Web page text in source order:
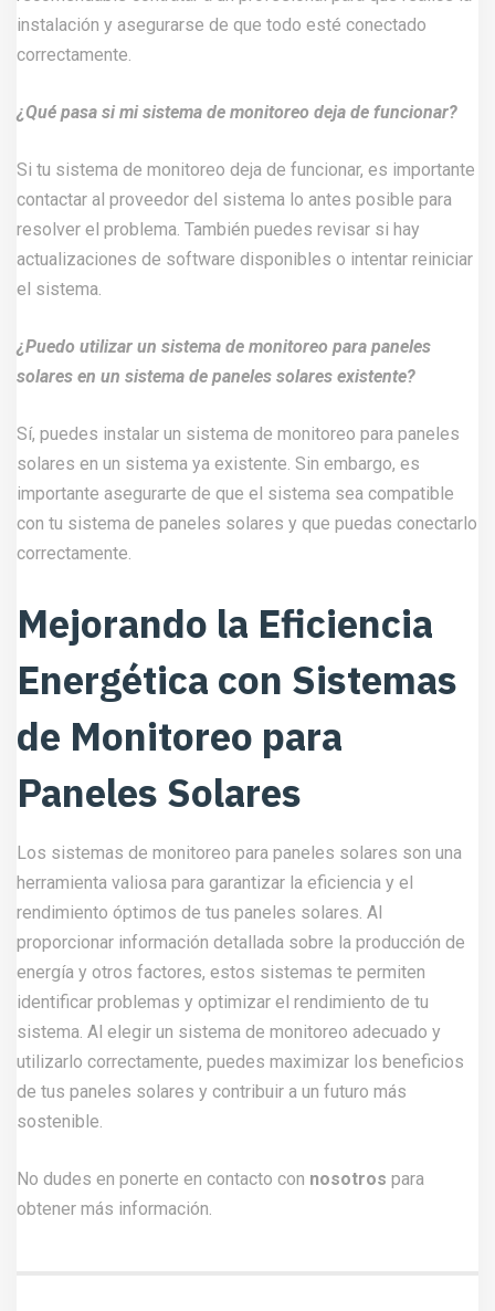
instalación y asegurarse de que todo esté conectado
correctamente.
¿Qué pasa si mi sistema de monitoreo deja de funcionar?
Si tu sistema de monitoreo deja de funcionar, es importante
contactar al proveedor del sistema lo antes posible para
resolver el problema. También puedes revisar si hay
actualizaciones de software disponibles o intentar reiniciar
el sistema.
¿Puedo utilizar un sistema de monitoreo para paneles
solares en un sistema de paneles solares existente?
Sí, puedes instalar un sistema de monitoreo para paneles
solares en un sistema ya existente. Sin embargo, es
importante asegurarte de que el sistema sea compatible
con tu sistema de paneles solares y que puedas conectarlo
correctamente.
Mejorando la Eficiencia
Energética con Sistemas
de Monitoreo para
Paneles Solares
Los sistemas de monitoreo para paneles solares son una
herramienta valiosa para garantizar la eficiencia y el
rendimiento óptimos de tus paneles solares. Al
proporcionar información detallada sobre la producción de
energía y otros factores, estos sistemas te permiten
identificar problemas y optimizar el rendimiento de tu
sistema. Al elegir un sistema de monitoreo adecuado y
utilizarlo correctamente, puedes maximizar los beneficios
de tus paneles solares y contribuir a un futuro más
sostenible.
No dudes en ponerte en contacto con nosotros para
obtener más información.